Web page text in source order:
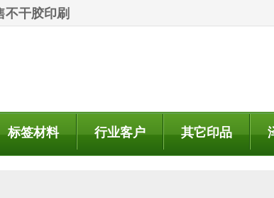
不干胶印刷
标签材料 行业客户 其它印品